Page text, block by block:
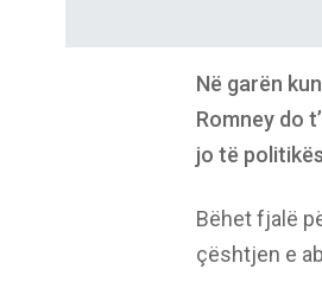
Në garën
Romney do
jo të
Bëhet fjalë
çështjen e